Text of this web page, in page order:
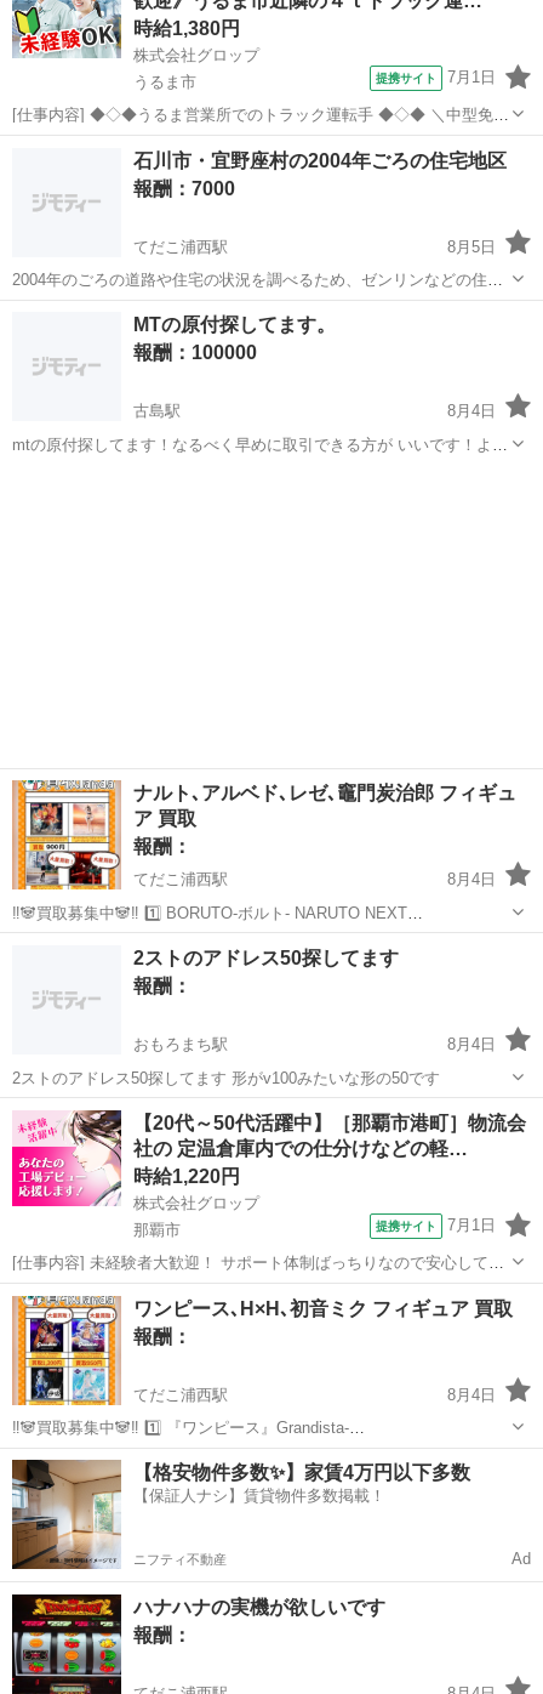
時給1,380円
株式会社グロップ
うるま市
提携サイト 7月1日
[仕事内容] ◆◇◆うるま営業所でのトラック運転手 ◆◇◆ ＼中型免許
保持者！うるま市勝連南風原／ 約5,700坪の敷地面積に約1,500坪の保
管スペース、通常の倉庫保管、配送に対応した 国内貨物の 取扱いの
うるま市 ドライバー
石川市・宜野座村の2004年ごろの住宅地区
報酬：7000
てだこ浦西駅
8月5日
2004年のごろの道路や住宅の状況を調べるため、ゼンリンなどの住宅
地図を探してます。 石川市・宜野座村のものをお持ちの方は7000円く
らいで譲っていただけないでしょうか？ 売れないと言うことであれば
一旦貸していただいて、また...
国頭郡 てだこ浦西駅 買いたい/ください
MTの原付探してます。
報酬：100000
古島駅
8月4日
mtの原付探してます！なるべく早めに取引できる方が いいです！よろ
ナルト､アルベド､レゼ､竈門炭治郎 フィギュ
ア 買取
報酬：
てだこ浦西駅
8月4日
‼️🐼買取募集中🐼‼️ 1️⃣ BORUTO-ボルト- NARUTO NEXT
GENERATIONS VIBRATION STARS -UZUMAKI NARUTO-Ⅲ 2️⃣ 『オ
ーバーロード』ムチュートフィギュアー ...
てだこ浦西駅 買いたい/ください
2ストのアドレス50探してます
報酬：
おもろまち駅
8月4日
2ストのアドレス50探してます 形がv100みたいな形の50です
沖縄 那覇市 おもろまち駅 買いたい/ください
【20代～50代活躍中】［那覇市港町］物流会
社の 定温倉庫内での仕分けなどの軽…
時給1,220円
株式会社グロップ
那覇市
提携サイト 7月1日
[仕事内容] 未経験者大歓迎！ サポート体制ばっちりなので安心してス
タートできます。 【物流倉庫での仕分けや検品】 ◎仕事内容 （雇入
れ直後） 業者向けの酒類などの飲料、調味料、コンビニ製品や日用
品、食品を取り扱う 定...
沖縄 那覇市 仕分け
ワンピース､H×H､初音ミク フィギュア 買取
報酬：
てだこ浦西駅
8月4日
‼️🐼買取募集中🐼‼️ 1️⃣ 『ワンピース』Grandista-
MARSHALL.D.TEACH- 2️⃣ 『ワンピース』Grandista-
MONKEY.D.LUFFY GEAR5-Ⅲ 3️⃣ 『HUNTER×HUNT...
沖縄 浦添市 てだこ浦西駅 買いたい/ください 買取
【格安物件多数✨】家賃4万円以下多数
【保証人ナシ】賃貸物件多数掲載！
ニフティ不動産 Ad
ハナハナの実機が欲しいです
報酬：